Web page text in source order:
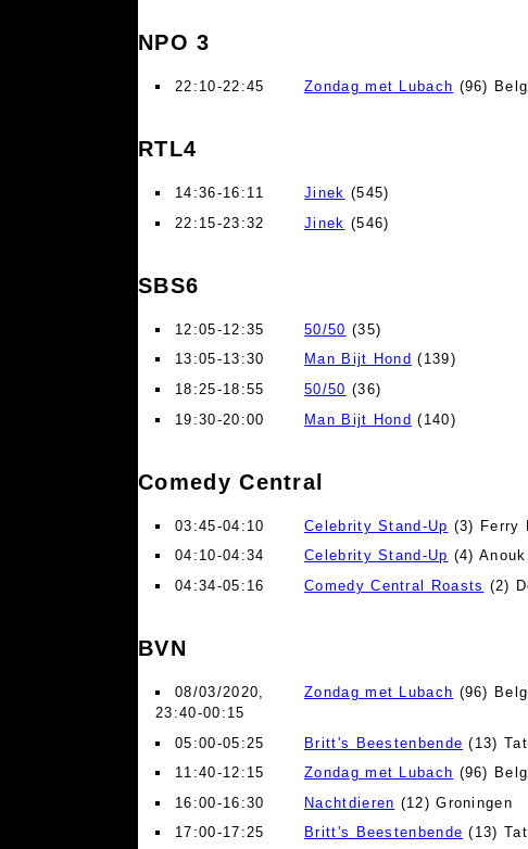
NPO 3
22:10-22:45 Zondag met Lubach (96)
RTL4
14:36-16:11 Jinek (545)
22:15-23:32
Jinek (546)
SBS6
12:05-12:35 50/50 (35)
13:05-13:30
Man Bijt Hond (139)
18:25-18:55
50/50 (36)
19:30-20:00
Man Bijt Hond (140)
Comedy Central
03:45-04:10 Celebrity Stand-Up (3) Ferry
04:10-04:34
Celebrity Stand-Up (4)
04:34-05:16
Comedy Central Roasts (2)
BVN
08/03/2020,
23:40-00:15
Zondag met Lubach (96)
05:00-05:25 Britt's Beestenbende (13)
11:40-12:15
Zondag met Lubach (96)
16:00-16:30
Nachtdieren (12) Groningen
17:00-17:25
Britt's Beestenbende (13)